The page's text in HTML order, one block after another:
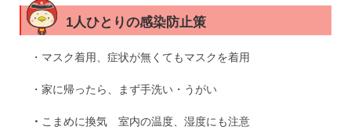
1人ひとりの感染防止策
・マスク着用、症状が無くてもマスクを着用
・家に帰ったら、まず手洗い・うがい
・ こまめに換気 室内の温度、湿度にも注意